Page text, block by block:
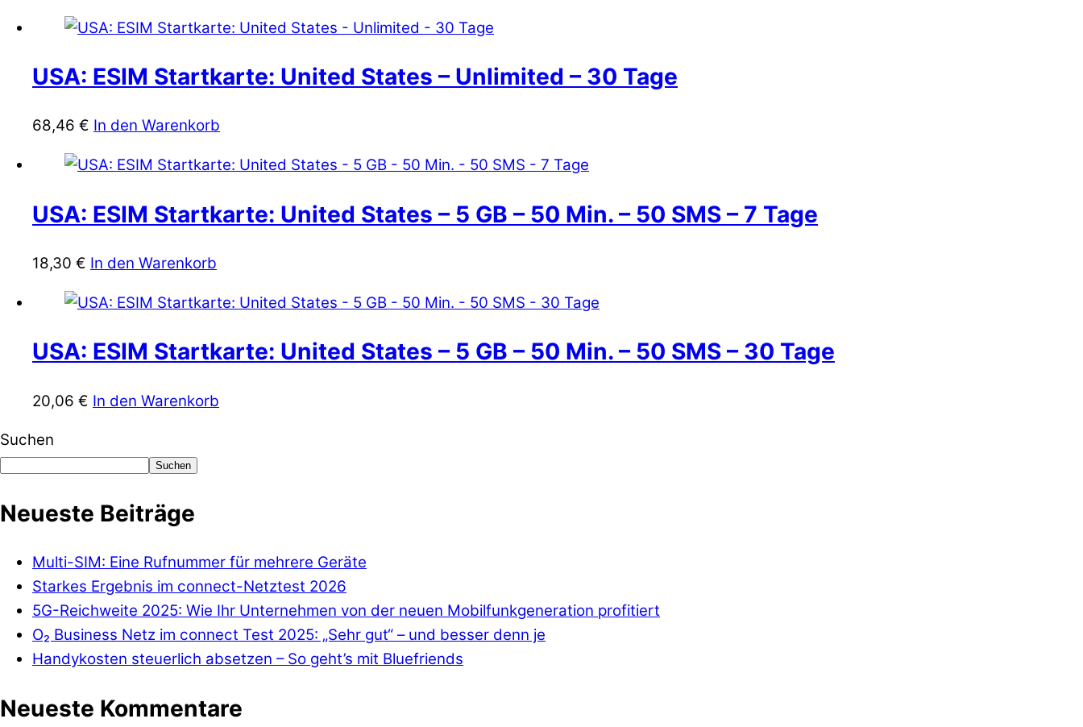
USA: ESIM Startkarte: United States – Unlimited – 30 Tage
68,46 € In den Warenkorb
USA: ESIM Startkarte: United States – 5 GB – 50 Min. – 50 SMS – 7 Tage
18,30 € In den Warenkorb
USA: ESIM Startkarte: United States – 5 GB – 50 Min. – 50 SMS – 30 Tage
20,06 € In den Warenkorb
Suchen
Suchen
Neueste Beiträge
Multi-SIM: Eine Rufnummer für mehrere Geräte
Starkes Ergebnis im connect-Netztest 2026
5G-Reichweite 2025: Wie Ihr Unternehmen von der neuen Mobilfunkgeneration profitiert
O₂ Business Netz im connect Test 2025: „Sehr gut“ – und besser denn je
Handykosten steuerlich absetzen – So geht’s mit Bluefriends
Neueste Kommentare